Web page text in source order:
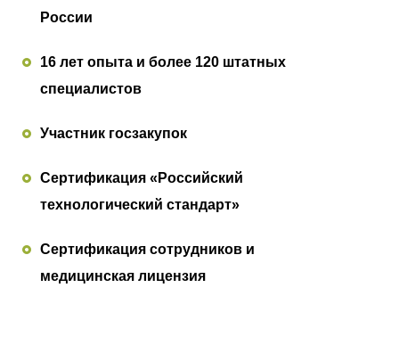
России
16 лет опыта и более 120 штатных
специалистов
Участник госзакупок
Сертификация «Российский
технологический стандарт»
Сертификация сотрудников и
медицинская лицензия